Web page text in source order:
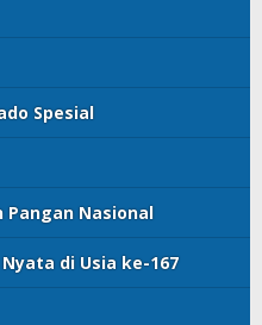
Spesial
Pangan Nasional
di Usia ke-167